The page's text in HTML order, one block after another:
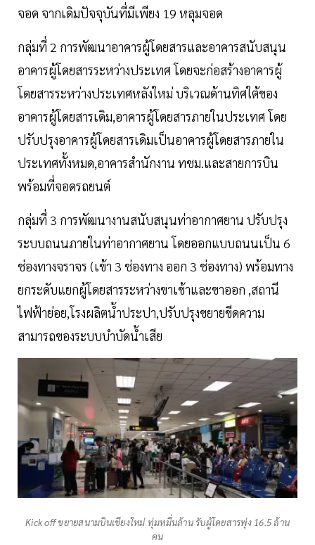
จอด จากเดิมปัจจุบันที่มีเพียง 19 หลุมจอด
กลุ่มที่ 2 การพัฒนาอาคารผู้โดยสารและอาคารสนับสนุน
อาคารผู้โดยสารระหว่างประเทศ โดยจะก่อสร้างอาคารผู้
โดยสารระหว่างประเทศหลังใหม่ บริเวณด้านทิศใต้ของ
อาคารผู้โดยสารเดิม,อาคารผู้โดยสารภายในประเทศ โดย
ปรับปรุงอาคารผู้โดยสารเดิมเป็นอาคารผู้โดยสารภายใน
ประเทศทั้งหมด,อาคารสำนักงาน ทชม.และสายการบิน
พร้อมที่จอดรถยนต์
กลุ่มที่ 3 การพัฒนางานสนับสนุนท่าอากาศยาน ปรับปรุง
ระบบถนนภายในท่าอากาศยาน โดยออกแบบถนนเป็น 6
ช่องทางจราจร (เข้า 3 ช่องทาง ออก 3 ช่องทาง) พร้อมทาง
ยกระดับแยกผู้โดยสารระหว่างขาเข้าและขาออก ,สถานี
ไฟฟ้าย่อย,โรงผลิตน้ำประปา,ปรับปรุงขยายขีดความ
สามารถของระบบบำบัดน้ำเสีย
Kick off ขยายสนามบินเชียงใหม่ ทุ่มหมื่นล้าน รับผู้โดยสารพุ่ง 16.5 ล้าน
คน